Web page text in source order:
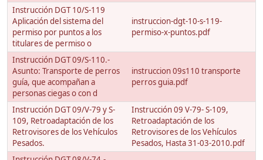
Instrucción DGT 10/S-119
Aplicación del sistema del
permiso por puntos a los
titulares de permiso o
instruccion-dgt-10-s-119-
permiso-x-puntos.pdf
Instrucción DGT 09/S-110.-
Asunto: Transporte de perros
guía, que acompañan a
personas ciegas o con d
instruccion 09s110 transporte
perros guia.pdf
Instrucción DGT 09/V-79 y S-
109, Retroadaptación de los
Retrovisores de los Vehículos
Pesados.
Instrucción 09 V-79- S-109,
Retroadaptación de los
Retrovisores de los Vehículos
Pesados, Hasta 31-03-2010.pdf